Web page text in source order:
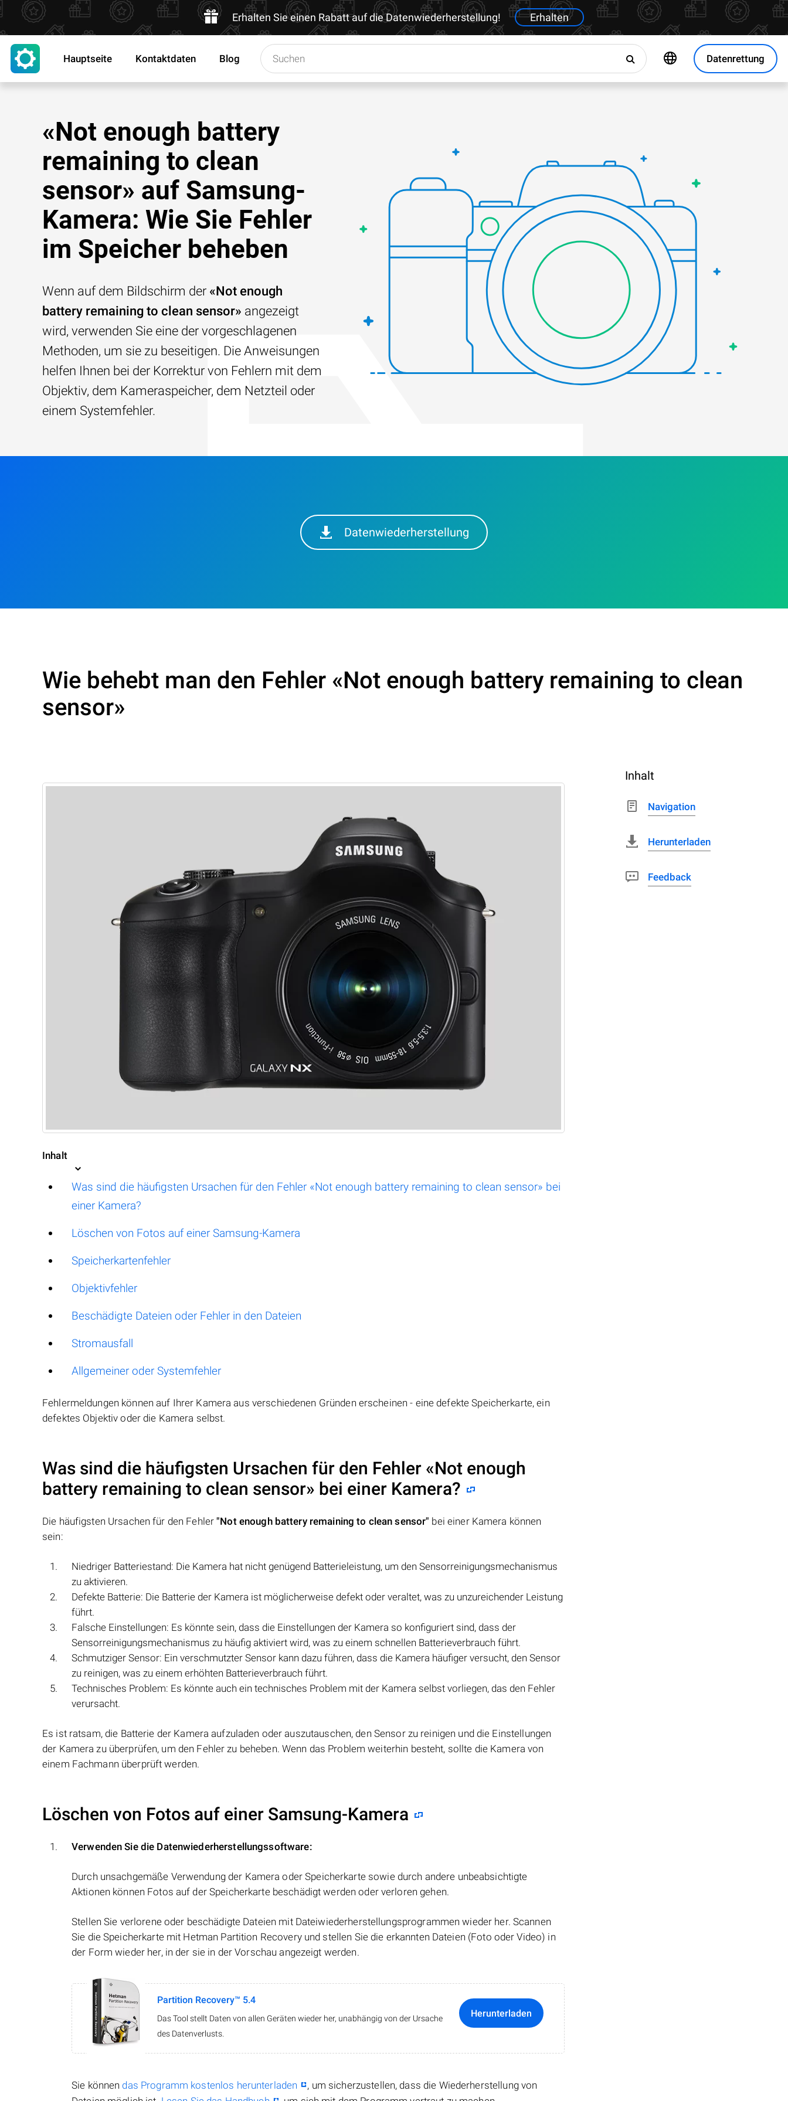
Erhalten Sie einen Rabatt auf die Datenwiederherstellung! Erhalten
Datenrettung
Hauptseite Kontaktdaten Blog
«Not enough battery
remaining to clean
sensor» auf Samsung-
Kamera: Wie Sie Fehler
im Speicher beheben
Wenn auf dem Bildschirm der «Not enough
battery remaining to clean sensor» angezeigt
wird, verwenden Sie eine der vorgeschlagenen
Methoden, um sie zu beseitigen. Die Anweisungen
helfen Ihnen bei der Korrektur von Fehlern mit dem
Objektiv, dem Kameraspeicher, dem Netzteil oder
einem Systemfehler.
Datenwiederherstellung
Wie behebt man den Fehler «Not enough battery remaining to clean
sensor»
Inhalt
Was sind die häufigsten Ursachen für den Fehler «Not enough battery remaining to clean sensor» bei
einer Kamera?
Löschen von Fotos auf einer Samsung-Kamera
Speicherkartenfehler
Objektivfehler
Beschädigte Dateien oder Fehler in den Dateien
Stromausfall
Allgemeiner oder Systemfehler
Fehlermeldungen können auf Ihrer Kamera aus verschiedenen Gründen erscheinen - eine defekte Speicherkarte, ein
defektes Objektiv oder die Kamera selbst.
Was sind die häufigsten Ursachen für den Fehler «Not enough
battery remaining to clean sensor» bei einer Kamera?
Die häufigsten Ursachen für den Fehler"Not enough battery remaining to clean sensor" bei einer Kamera können
sein:
Niedriger Batteriestand: Die Kamera hat nicht genügend Batterieleistung, um den Sensorreinigungsmechanismus
zu aktivieren.
Defekte Batterie: Die Batterie der Kamera ist möglicherweise defekt oder veraltet, was zu unzureichender Leistung
führt.
Falsche Einstellungen: Es könnte sein, dass die Einstellungen der Kamera so konfiguriert sind, dass der
Sensorreinigungsmechanismus zu häufig aktiviert wird, was zu einem schnellen Batterieverbrauch führt.
Schmutziger Sensor: Ein verschmutzter Sensor kann dazu führen, dass die Kamera häufiger versucht, den Sensor
zu reinigen, was zu einem erhöhten Batterieverbrauch führt.
Technisches Problem: Es könnte auch ein technisches Problem mit der Kamera selbst vorliegen, das den Fehler
verursacht.
Es ist ratsam, die Batterie der Kamera aufzuladen oder auszutauschen, den Sensor zu reinigen und die Einstellungen
der Kamera zu überprüfen, um den Fehler zu beheben. Wenn das Problem weiterhin besteht, sollte die Kamera von
einem Fachmann überprüft werden.
Löschen von Fotos auf einer Samsung-Kamera
Verwenden Sie die Datenwiederherstellungssoftware:
Durch unsachgemäße Verwendung der Kamera oder Speicherkarte sowie durch andere unbeabsichtigte
Aktionen können Fotos auf der Speicherkarte beschädigt werden oder verloren gehen.
Stellen Sie verlorene oder beschädigte Dateien mit Dateiwiederherstellungsprogrammen wieder her. Scannen
Sie die Speicherkarte mit Hetman Partition Recovery und stellen Sie die erkannten Dateien (Foto oder Video) in
der Form wieder her, in der sie in der Vorschau angezeigt werden.
Partition Recovery™ 5.4
Das Tool stellt Daten von allen Geräten wieder her, unabhängig von der Ursache
des Datenverlusts.
Herunterladen
Sie können das Programm kostenlos herunterladen
, um sicherzustellen, dass die Wiederherstellung von
Inhalt
Navigation
Herunterladen
Feedback